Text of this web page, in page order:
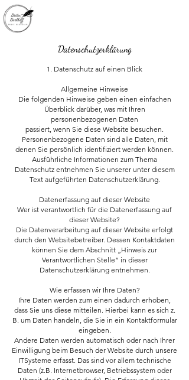
Datenschutzerklärung
1. Datenschutz auf einen Blick
Allgemeine Hinweise
Die folgenden Hinweise geben einen einfachen
Überblick darüber, was mit Ihren
personenbezogenen Daten
passiert, wenn Sie diese Website besuchen.
Personenbezogene Daten sind alle Daten, mit
denen Sie persönlich identifiziert werden können.
Ausführliche Informationen zum Thema
Datenschutz entnehmen Sie unserer unter diesem
Text aufgeführten Datenschutzerklärung.
Datenerfassung auf dieser Website
Wer ist verantwortlich für die Datenerfassung auf
dieser Website?
Die Datenverarbeitung auf dieser Website erfolgt
durch den Websitebetreiber. Dessen Kontaktdaten
können Sie dem Abschnitt „Hinweis zur
Verantwortlichen Stelle“ in dieser
Datenschutzerklärung entnehmen.
Wie erfassen wir Ihre Daten?
Ihre Daten werden zum einen dadurch erhoben,
dass Sie uns diese mitteilen. Hierbei kann es sich z.
B. um Daten handeln, die Sie in ein Kontaktformular
eingeben.
Andere Daten werden automatisch oder nach Ihrer
Einwilligung beim Besuch der Website durch unsere
ITSysteme erfasst. Das sind vor allem technische
Daten (z.B. Internetbrowser, Betriebssystem oder